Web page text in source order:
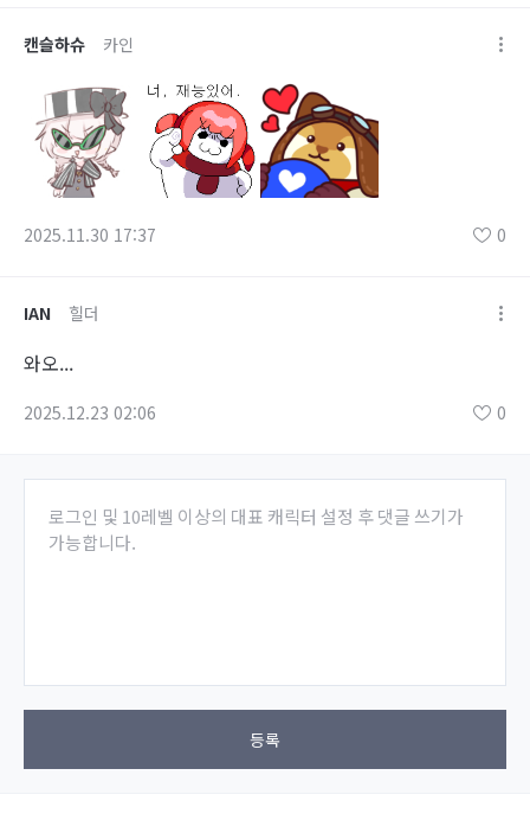
캔슬하슈 카인
2025.11.30 17:37 0
IAN 힐더
와오...
2025.12.23 02:06 0
로그인 및 10레벨 이상의 대표 캐릭터 설정 후 댓글 쓰기가
가능합니다.
등록